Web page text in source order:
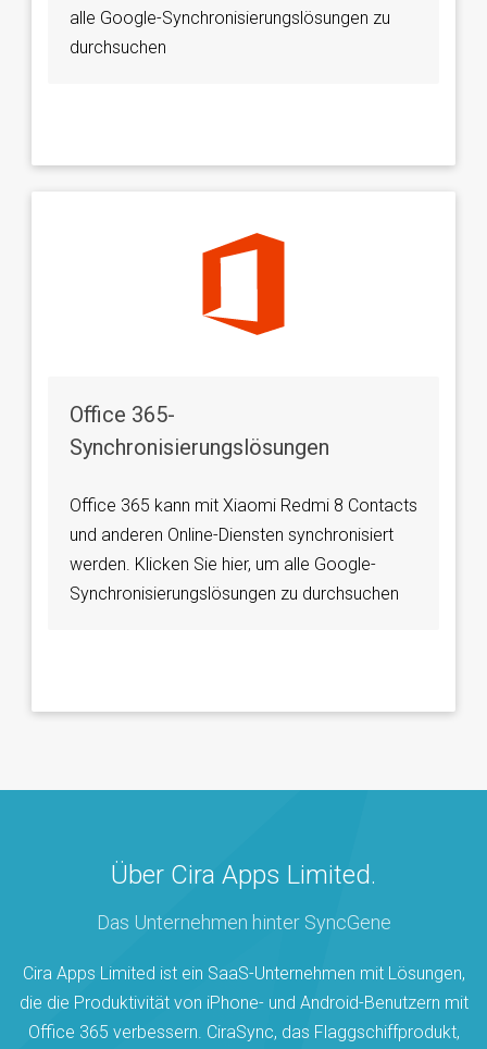
alle Google-Synchronisierungslösungen zu
durchsuchen
Office 365-
Synchronisierungslösungen
Office 365 kann mit Xiaomi Redmi 8 Contacts
und anderen Online-Diensten synchronisiert
werden. Klicken Sie hier, um alle Google-
Synchronisierungslösungen zu durchsuchen
Über Cira Apps Limited.
Das Unternehmen hinter SyncGene
Cira Apps Limited ist ein SaaS-Unternehmen mit Lösungen,
die die Produktivität von iPhone- und Android-Benutzern mit
Office 365 verbessern. CiraSync, das Flaggschiffprodukt,